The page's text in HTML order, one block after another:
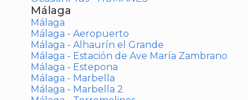
Málaga
Málaga
Málaga - Aeropuerto
Málaga - Alhaurín el Grande
Málaga - Estación de Ave María Zambrano
Málaga - Estepona
Málaga - Marbella
Málaga - Marbella 2